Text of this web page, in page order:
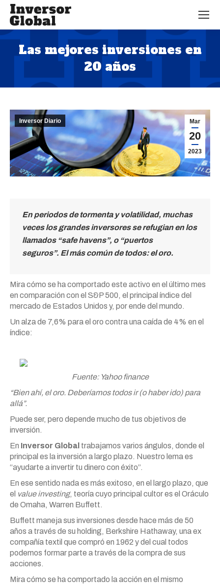
Las mejores inversiones en
20 años
Estás aquí:
Mar
20
2023
Inversor Diario
En periodos de tormenta y volatilidad, muchas
veces los grandes inversores se refugian en los
llamados “safe havens”, o “puertos
seguros”. El más común de todos: el oro.
Mira cómo se ha comportado este activo en el último mes
en comparación con el S&P 500, el principal índice del
mercado de Estados Unidos y, por ende del mundo.
Un alza de 7,6% para el oro contra una caída de 4% en el
índice:
Fuente: Yahoo finance
“Bien ahí, el oro. Deberíamos todos ir (o haber ido) para
allá”.
Puede ser, pero depende mucho de tus objetivos de
inversión.
En Inversor Global trabajamos varios ángulos, donde el
principal es la inversión a largo plazo. Nuestro lema es
“ayudarte a invertir tu dinero con éxito”.
En ese sentido nada es más exitoso, en el largo plazo, que
el value investing, teoría cuyo principal cultor es el Oráculo
de Omaha, Warren Buffett.
Buffett maneja sus inversiones desde hace más de 50
años a través de su holding, Berkshire Hathaway, una ex
compañía textil que compró en 1962 y del cual todos
podemos formar parte a través de la compra de sus
acciones.
Mira cómo se ha comportado la acción en el mismo